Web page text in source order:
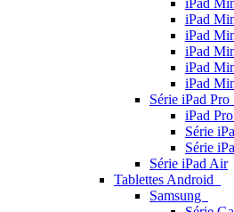
iPad
iPad
iPad
iPad
iPad
iPad
Série iPad Pro
iPad
Série
Série
Série iPad Air
Tablettes Android
Samsung